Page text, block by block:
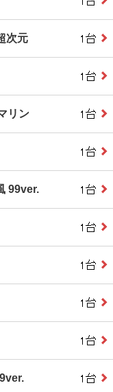
次元
リン
99ver.